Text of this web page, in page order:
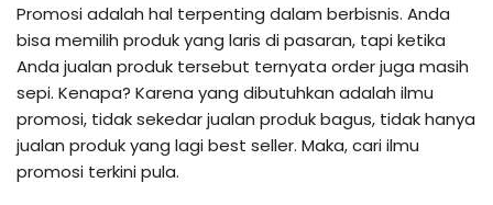
Promosi adalah hal terpenting dalam berbisnis. Anda
bisa memilih produk yang laris di pasaran, tapi ketika
Anda jualan produk tersebut ternyata order juga masih
sepi. Kenapa? Karena yang dibutuhkan adalah ilmu
promosi, tidak sekedar jualan produk bagus, tidak hanya
jualan produk yang lagi best seller. Maka, cari ilmu
promosi terkini pula.